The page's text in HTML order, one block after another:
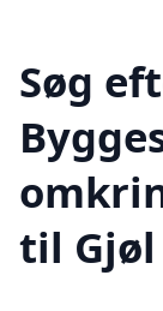
Søg
til Gjøl